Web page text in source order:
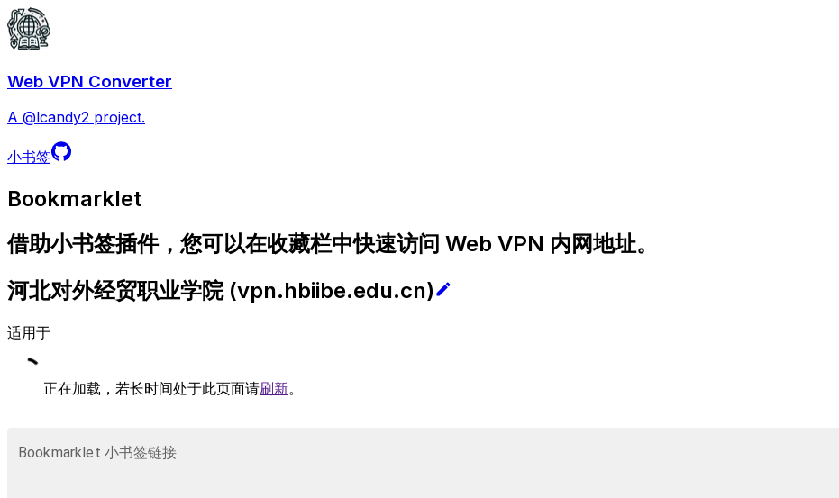
Web VPN Converter
A @lcandy2 project.
小书签
Bookmarklet
借助小书签插件，您可以在收藏栏中快速访问 Web VPN 内网地址。
河北对外经贸职业学院(vpn.hbiibe.edu.cn)
适用于
正在加载，若长时间处于此页面请刷新。
Bookmarklet 小书签链接